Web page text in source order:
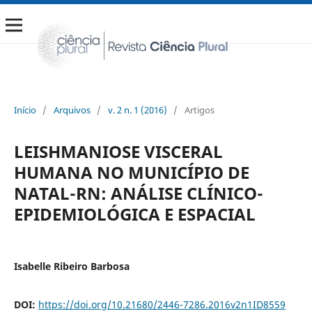
Início / Arquivos / v. 2 n. 1 (2016) / Artigos
LEISHMANIOSE VISCERAL
HUMANA NO MUNICÍPIO DE
NATAL-RN: ANÁLISE CLÍNICO-
EPIDEMIOLÓGICA E ESPACIAL
Isabelle Ribeiro Barbosa
DOI: https://doi.org/10.21680/2446-7286.2016v2n1ID8559